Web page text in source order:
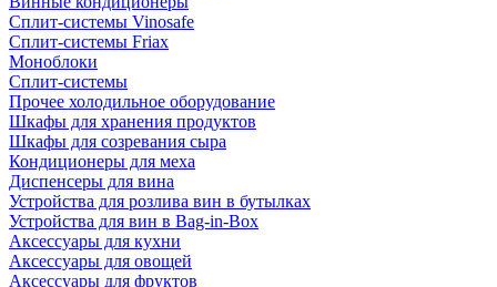
Сплит-системы Vinosafe
Сплит-системы Friax
Моноблоки
Сплит-системы
Прочее холодильное оборудование
Шкафы для хранения продуктов
Шкафы для созревания сыра
Кондиционеры для меха
Диспенсеры для вина
Устройства для розлива вин в бутылках
Устройства для вин в Bag-in-Box
Аксессуары для кухни
Аксессуары для овощей
Аксессуары для фруктов